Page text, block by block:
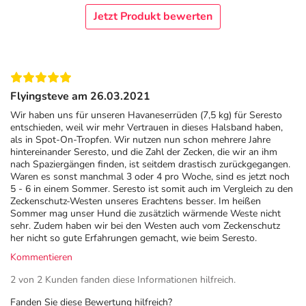
Flöhe und Zecken geschützt. Der Wirkstoff verbleibt im
natürlichen Fettfilm von Haut und Fell. Das Halsband ist
Wirkung des Bandes hat.
Das Seresto Halsband für kleine Hunde ist bis zu einem
Körpergewicht von 8 kg empfohlen. Es ist 38 cm lang.
Pflichtangaben:
Seresto Halsband für Hunde Wirkstoffe: Imidacloprid, Flumethrin.
Anwendungsgebiete: Zur Vorbeugung und Behandlung von
Flohbefall (Ctenocephalides felis, C. canis) mit einer
Wirkungsdauer von 7 bis 8 Monaten. Das Tierarzneimittel
verhindert die Entwicklung von Flohlarven in der unmittelbaren
Umgebung des Tieres für 8 Monate. Das Tierarzneimittel kann als
Teil der Behandlungsstrategie bei durch Flohstiche ausgelöster
allergischer Hautentzündung (Flohallergiedermatitis, FAD)
Jetzt Produkt bewerten
Flyingsteve am 26.03.2021
Wir haben uns für unseren Havaneserrüden (7,5 kg) für Seresto
entschieden, weil wir mehr Vertrauen in dieses Halsband haben,
als in Spot-On-Tropfen. Wir nutzen nun schon mehrere Jahre
hintereinander Seresto, und die Zahl der Zecken, die wir an ihm
nach Spaziergängen finden, ist seitdem drastisch zurückgegangen.
Waren es sonst manchmal 3 oder 4 pro Woche, sind es jetzt noch
5 - 6 in einem Sommer. Seresto ist somit auch im Vergleich zu den
Zeckenschutz-Westen unseres Erachtens besser. Im heißen
Sommer mag unser Hund die zusätzlich wärmende Weste nicht
sehr. Zudem haben wir bei den Westen auch vom Zeckenschutz
her nicht so gute Erfahrungen gemacht, wie beim Seresto.
Kommentieren
2 von 2 Kunden fanden diese Informationen hilfreich.
Fanden Sie diese Bewertung hilfreich?